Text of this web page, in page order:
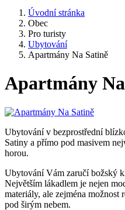
Úvodní stránka
Obec
Pro turisty
Ubytování
Apartmány Na Satině
Apartmány
Ubytování v bezprostřední
Satiny a přímo pod masivem
horou.
Ubytování Vám zaručí božský
Největším lákadlem je nejen
materiály, ale zejména možnost
pod širým nebem.